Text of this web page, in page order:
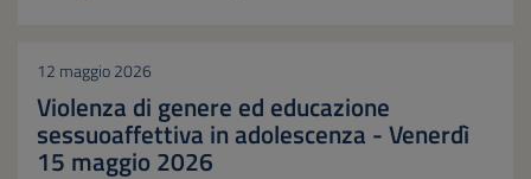
12 maggio 2026
Violenza di genere ed educazione
sessuoaffettiva in adolescenza - Venerdì
15 maggio 2026